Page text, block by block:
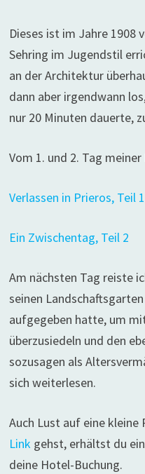
Dieses ist im Jahre 1908
Sehring im Jugendstil
an der Architektur
dann aber irgendwann
nur 20 Minuten dauerte,
Vom 1. und 2. Tag
Verlassen in Prieros, Teil 1
Ein Zwischentag, Teil 2
Am nächsten Tag reiste
seinen
aufgegeben hatte, um
überzusiedeln und den
sozusagen als
sich weiterlesen.
Auch Lust auf eine kleine
Link gehst, erhältst du
deine Hotel-Buchung.